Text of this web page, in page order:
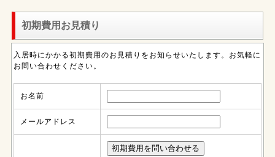
初期費用お見積り
入居時にかかる初期費用のお見積りをお知らせいたします。お気軽に
お問い合わせください。
お名前
メールアドレス